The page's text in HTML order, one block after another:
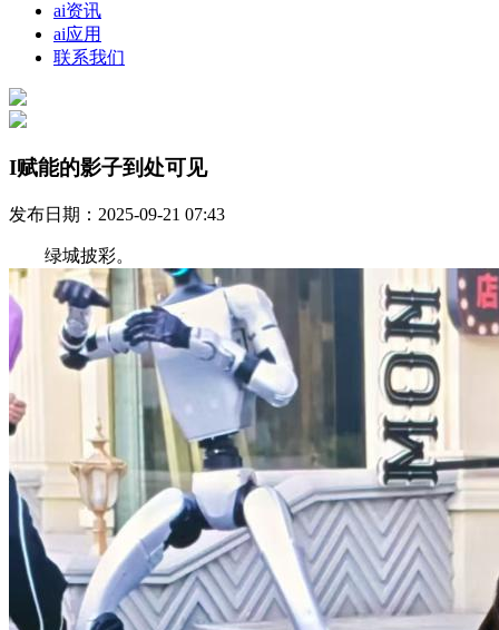
ai资讯
ai应用
联系我们
I赋能的影子到处可见
发布日期：2025-09-21 07:43
绿城披彩。